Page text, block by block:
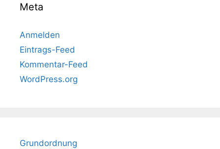
Meta
Anmelden
Eintrags-Feed
Kommentar-Feed
WordPress.org
Grundordnung